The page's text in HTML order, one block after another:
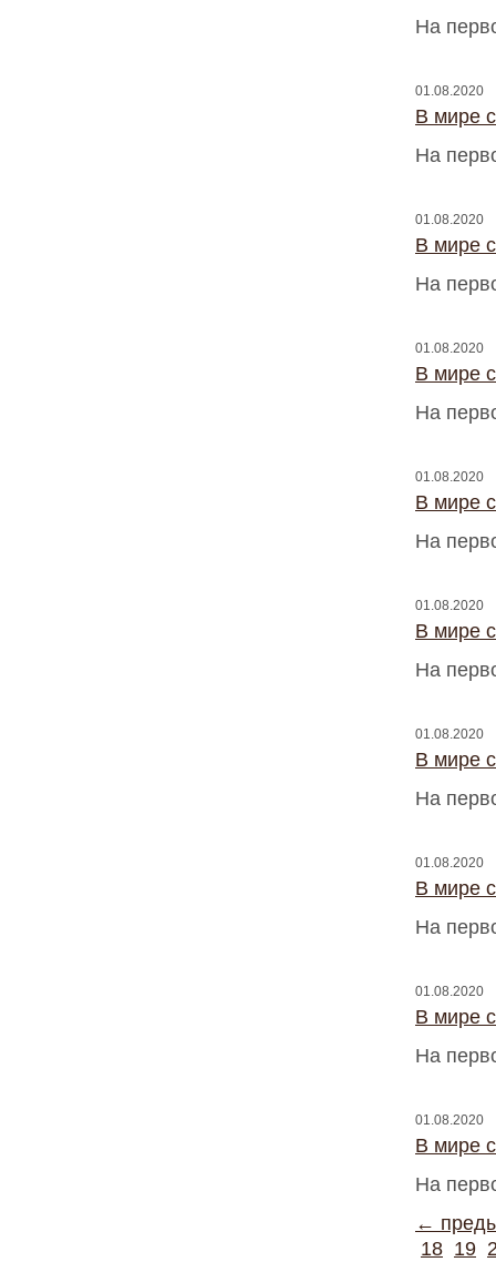
На
01.08.2020
В мире
На
01.08.2020
В мире
На
01.08.2020
В мире
На
01.08.2020
В мире
На
01.08.2020
В мире
На
01.08.2020
В мире
На
01.08.2020
В мире
На
01.08.2020
В мире
На
01.08.2020
В мире
На
←
18 19